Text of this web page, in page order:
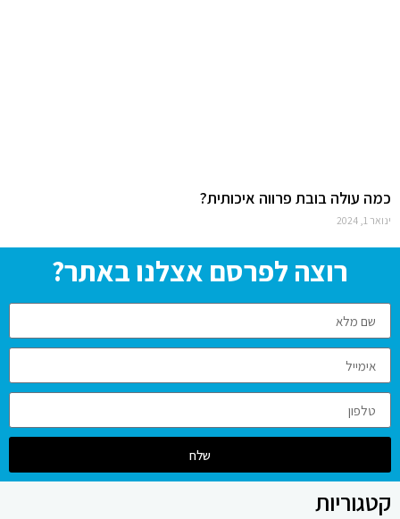
כמה עולה בובת פרווה איכותית?
ינואר 1, 2024
רוצה לפרסם אצלנו באתר?
שלח
קטגוריות